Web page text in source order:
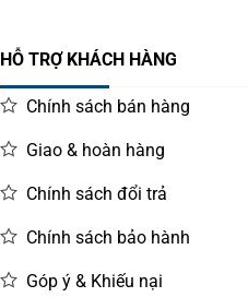
HỖ TRỢ KHÁCH HÀNG
Chính sách bán hàng
Giao & hoàn hàng
Chính sách đổi trả
Chính sách bảo hành
Góp ý & Khiếu nại